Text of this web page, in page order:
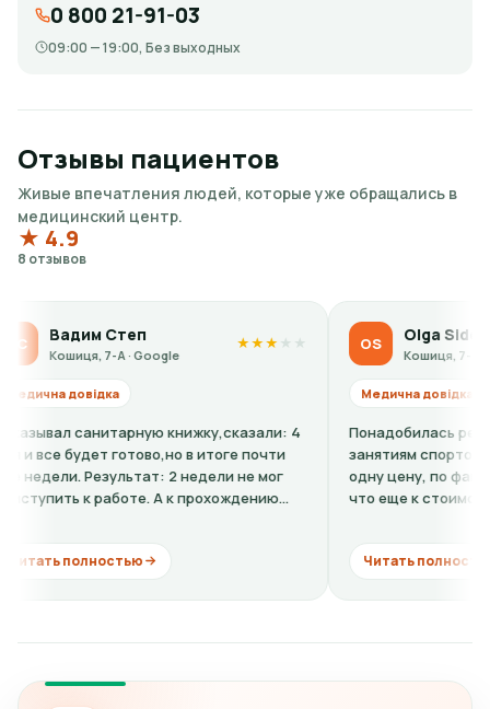
0 800 21-91-03
09:00 — 19:00, Без выходных
Отзывы пациентов
Живые впечатления людей, которые уже обращались в
медицинский центр.
★ 4.9
8 отзывов
Степ
7-А · Google
книжку,сказали: 4
готово,но в итоге почти
2 недели не мог
работе. А к прохождению
OS Olga Sidorova
Кошиця, 7-А · Google
Медична довідка
Понадобилась ребенку
занятиям спортом. По
одну цену, по факту в клинике
что еще к стоимости нужно
Читать полностью